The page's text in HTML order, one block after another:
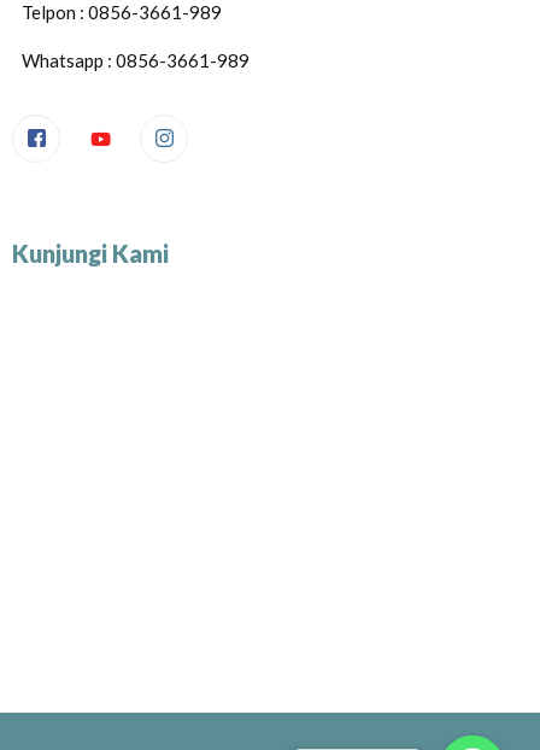
Telpon : 0856-3661-989
Whatsapp : 0856-3661-989
Kunjungi Kami